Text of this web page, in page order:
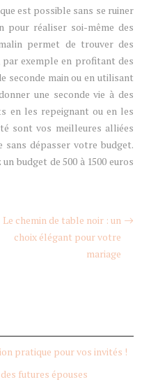
est possible sans se ruiner
pour réaliser soi-même des
permet de trouver des
exemple en profitant des
seconde main ou en utilisant
une seconde vie à des
en les repeignant ou en les
sont vos meilleures alliées
sans dépasser votre budget.
budget de 500 à 1500 euros
Le chemin de table noir : un
choix élégant pour votre
mariage
pratique pour vos invités !
futures épouses